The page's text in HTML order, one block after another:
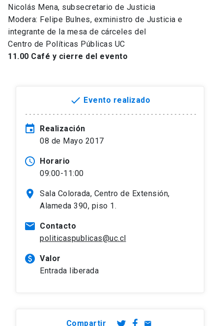
Nicolás Mena, subsecretario de Justicia
Modera: Felipe Bulnes, exministro de Justicia e
integrante de la mesa de cárceles del
Centro de Políticas Públicas UC
11.00 Café y cierre del evento
done Evento realizado
event
Realización
08 de Mayo 2017
access_time Horario
09:00-11:00
location_on
Sala Colorada, Centro de Extensión,
Alameda 390, piso 1.
mail Contacto
politicaspublicas@uc.cl
paid Valor
Entrada liberada
Compartir email